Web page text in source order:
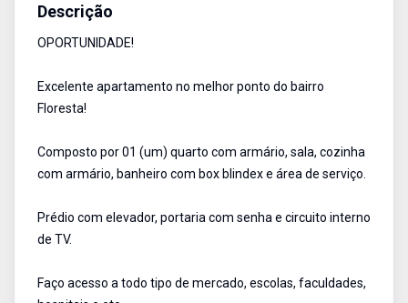
Descrição
OPORTUNIDADE!
Excelente apartamento no melhor ponto do bairro
Floresta!
Composto por 01 (um) quarto com armário, sala, cozinha
com armário, banheiro com box blindex e área de serviço.
Prédio com elevador, portaria com senha e circuito interno
de TV.
Faço acesso a todo tipo de mercado, escolas, faculdades,